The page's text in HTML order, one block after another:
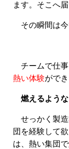
ます。そこへ
その瞬間は
チームで仕
熱い体験ができ
燃えるよう
せっかく製
団を経験して
は、熱い集団